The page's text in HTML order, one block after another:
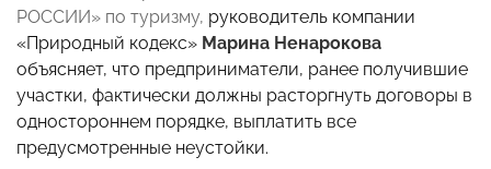
РОССИИ» по туризму, руководитель компании
«Природный кодекс» Марина Ненарокова
объясняет, что предприниматели, ранее получившие
участки, фактически должны расторгнуть договоры в
одностороннем порядке, выплатить все
предусмотренные неустойки.